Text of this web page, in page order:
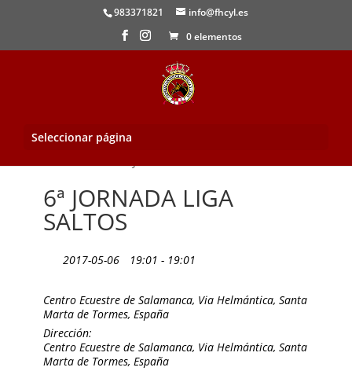
983371821
info@fhcyl.es
0 elementos
Seleccionar página
6ª JORNADA LIGA
SALTOS
2017-05-06 19:01 - 19:01
Centro Ecuestre de Salamanca, Via Helmántica, Santa
Marta de Tormes, España
Dirección:
Centro Ecuestre de Salamanca, Via Helmántica, Santa
Marta de Tormes, España